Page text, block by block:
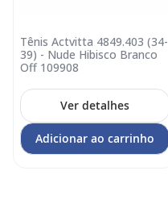
Tênis Actvitta 4849.403 (34-
39) - Nude Hibisco Branco
Off 109908
Ver detalhes
Adicionar ao carrinho